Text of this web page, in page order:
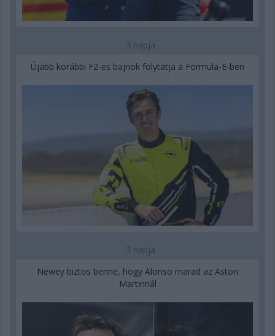
3 napja
Újabb korábbi F2-es bajnok folytatja a Formula-E-ben
3 napja
Newey biztos benne, hogy Alonso marad az Aston
Martinnál